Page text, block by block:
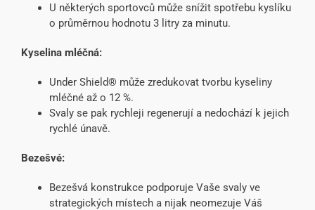
U některých sportovců může snížit spotřebu kyslíku
o průměrnou hodnotu 3 litry za minutu.
Kyselina mléčná:
Under Shield® může zredukovat tvorbu kyseliny
mléčné až o 12 %.
Svaly se pak rychleji regenerují a nedochází k jejich
rychlé únavě.
Bezešvé:
Bezešvá konstrukce podporuje Vaše svaly ve
strategických místech a nijak neomezuje Váš